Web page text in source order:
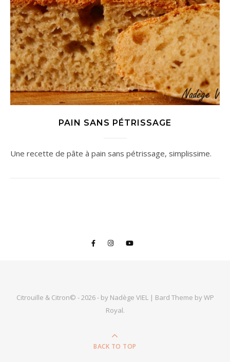
PAIN SANS PÉTRISSAGE
Une recette de pâte à pain sans pétrissage, simplissime.
Citrouille & Citron© - 2026 - by Nadège VIEL | Bard Theme byWP
Royal.
BACK TO TOP